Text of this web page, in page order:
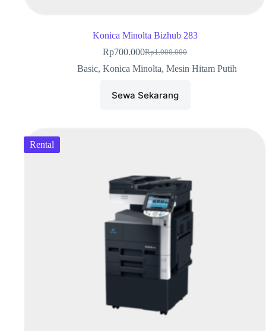
Konica Minolta Bizhub 283
Rp1.000.000
Rp700.000
Basic, Konica Minolta, Mesin Hitam Putih
Sewa Sekarang
Rental